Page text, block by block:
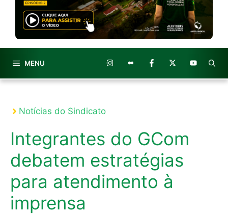
MENU
Notícias do Sindicato
Integrantes do GCom
debatem estratégias
para atendimento à
imprensa